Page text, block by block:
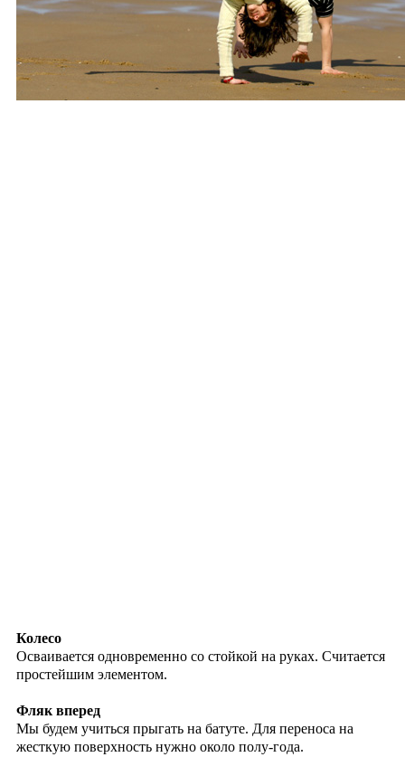
Колесо
Осваивается одновременно со стойкой на руках. Считается
простейшим элементом.
Фляк вперед
Мы будем учиться прыгать на батуте. Для переноса на
жесткую поверхность нужно около полу-года.